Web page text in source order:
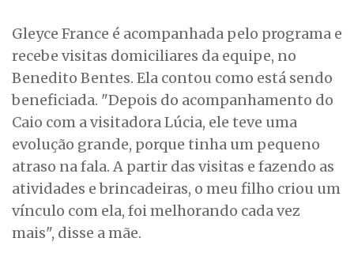
Gleyce France é acompanhada pelo programa e
recebe visitas domiciliares da equipe, no
Benedito Bentes. Ela contou como está sendo
beneficiada. "Depois do acompanhamento do
Caio com a visitadora Lúcia, ele teve uma
evolução grande, porque tinha um pequeno
atraso na fala. A partir das visitas e fazendo as
atividades e brincadeiras, o meu filho criou um
vínculo com ela, foi melhorando cada vez
mais", disse a mãe.